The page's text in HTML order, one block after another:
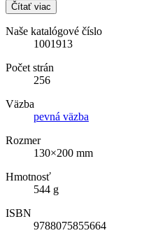
Čítať viac
Naše katalógové číslo
1001913
Počet strán
256
Väzba
pevná väzba
Rozmer
130×200 mm
Hmotnosť
544 g
ISBN
9788075855664